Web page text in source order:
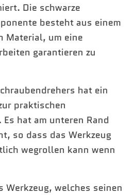
Die schwarze
besteht aus einem
Material, um eine
garantieren zu
hat ein
praktischen
hat am unteren Rand
so dass das Werkzeug
wegrollen kann wenn
Werkzeug, welches seinen